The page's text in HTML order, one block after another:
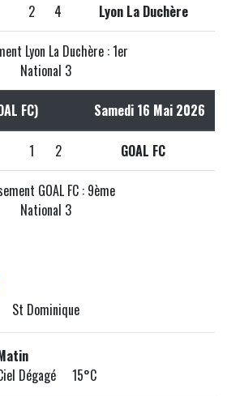
2 4 Lyon La Duchère
Lyon La Duchère : 1er
National 3
FC) Samedi 16 Mai 2026
1 2 GOAL FC
GOAL FC : 9ème
National 3
St Dominique
Dégagé 15°C